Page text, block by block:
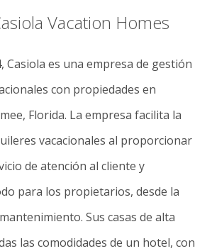
Vacation Homes
Casiola es una empresa de gestión
con propiedades en
Florida. La empresa facilita la
vacacionales al proporcionar
de atención al cliente y
para los propietarios, desde la
Sus casas de alta
las comodidades de un hotel, con